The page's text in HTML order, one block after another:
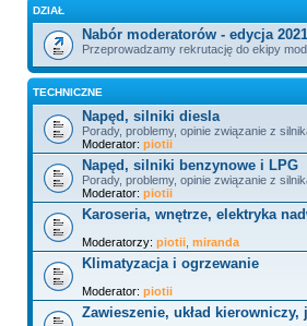
DZIAŁ
Nabór moderatorów - edycja 2021
Przeprowadzamy rekrutację do ekipy
TECHNICZNE
Napęd, silniki diesla
Porady, problemy, opinie związanie z
Moderator: piotii
Napęd, silniki benzynowe i LPG
Porady, problemy, opinie związanie z
Moderator: piotii
Karoseria, wnętrze, elektryka
Moderatorzy: piotii, miranda
Klimatyzacja i ogrzewanie
Moderator: piotii
Zawieszenie, układ